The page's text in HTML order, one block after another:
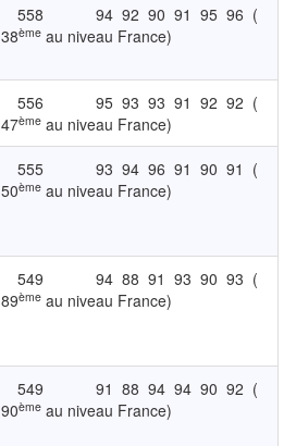
558 94 92 90 91 95 96 (
38èmeau niveau France)
556 95 93 93 91 92 92 (
47èmeau niveau France)
555 93 94 96 91 90 91 (
50èmeau niveau France)
549 94 88 91 93 90 93 (
89èmeau niveau France)
549 91 88 94 94 90 92 (
90èmeau niveau France)